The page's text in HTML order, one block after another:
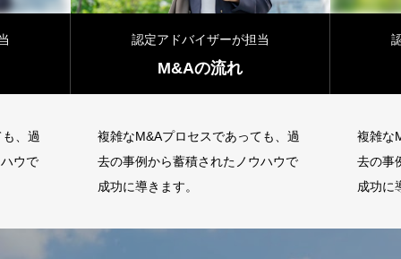
、過
ウで
認定アドバイザーが担当
M&Aの流れ
複雑なM&Aプロセスであっても、過
去の事例から蓄積されたノウハウで
成功に導きます。
複雑な
去の事
成功に